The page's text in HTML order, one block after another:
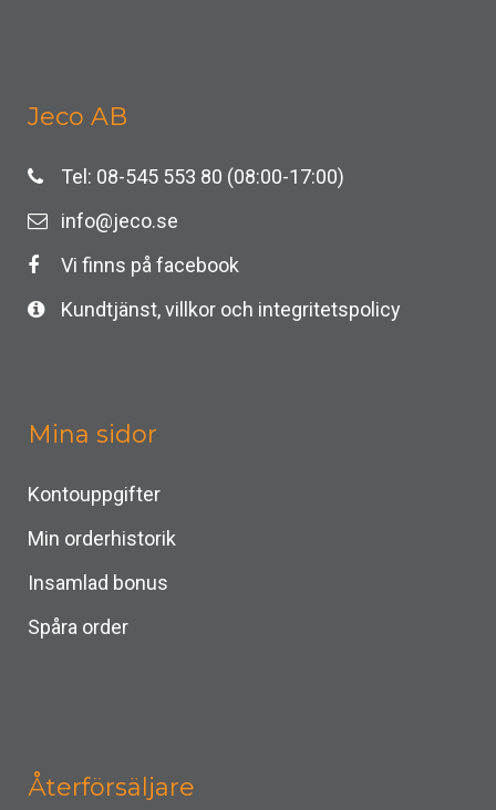
Jeco AB
Tel: 08-545 553 80 (08:00-17:00)
info@jeco.se
Vi finns på facebook
Kundtjänst, villkor och integritetspolicy
Mina sidor
Kontouppgifter
Min orderhistorik
Insamlad bonus
Spåra order
Återförsäljare